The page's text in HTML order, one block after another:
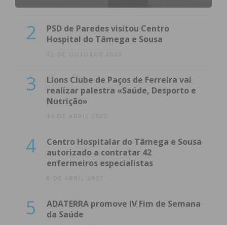
2
PSD de Paredes visitou Centro
Hospital do Tâmega e Sousa
23 DE OUTUBRO 2023
3
Lions Clube de Paços de Ferreira vai
realizar palestra «Saúde, Desporto e
Nutrição»
14 DE ABRIL 2022
4
Centro Hospitalar do Tâmega e Sousa
autorizado a contratar 42
enfermeiros especialistas
8 DE ABRIL 2022
5
ADATERRA promove IV Fim de Semana
da Saúde